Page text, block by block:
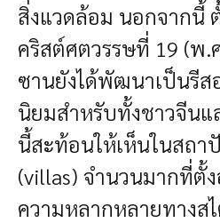
สิ่งแวดล้อม นอกจากนี้
คริสต์ศตวรรษที่ 19 (พ.
ซานยังได้พัฒนาเป็นรีส
นิยมสำหรับทั้งชาวจีนแ
นี้สะท้อนให้เห็นในสถา
(villas) จำนวนมากที่ตั้
ความหลากหลายทางส